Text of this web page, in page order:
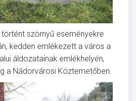
szörnyű eseményekre
kedden emlékezett a város a
áldozatainak emlékhelyén,
a Nádorvárosi Köztemetőben.